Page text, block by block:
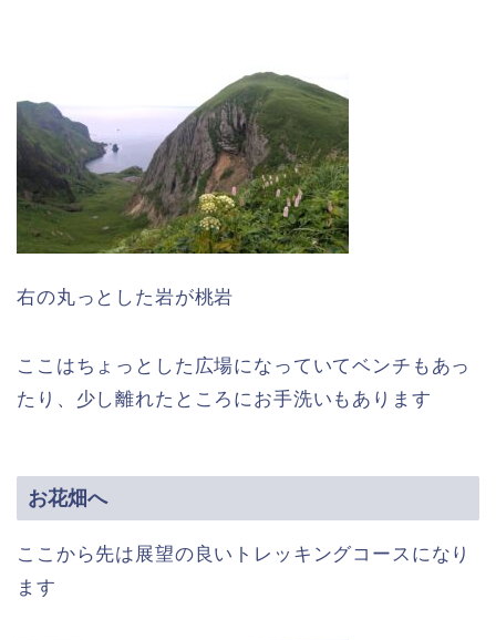
右の丸っとした岩が桃岩
ここはちょっとした広場になっていてベンチもあっ
たり、少し離れたところにお手洗いもあります
お花畑へ
ここから先は展望の良いトレッキングコースになり
ます